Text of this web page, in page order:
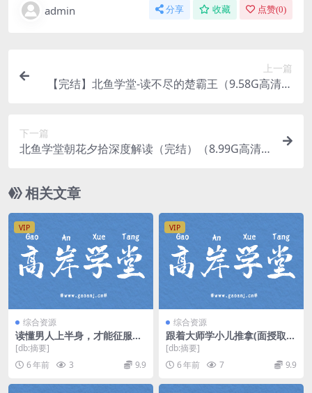
admin 分享 收藏 点赞(0)
上一篇
【完结】北鱼学堂-读不尽的楚霸王（9.58G高清视
下一篇
北鱼学堂朝花夕拾深度解读（完结）（8.99G高清
相关文章
VIP
综合资源
读懂男人上半身，才能征服下
半身（超清视频）百度网盘
[db:摘要]
6 年前
3 9.9
VIP
综合资源
跟着大师学小儿推拿(面授取证
班)（高清视频）百度网盘
[db:摘要]
6 年前
7 9.9